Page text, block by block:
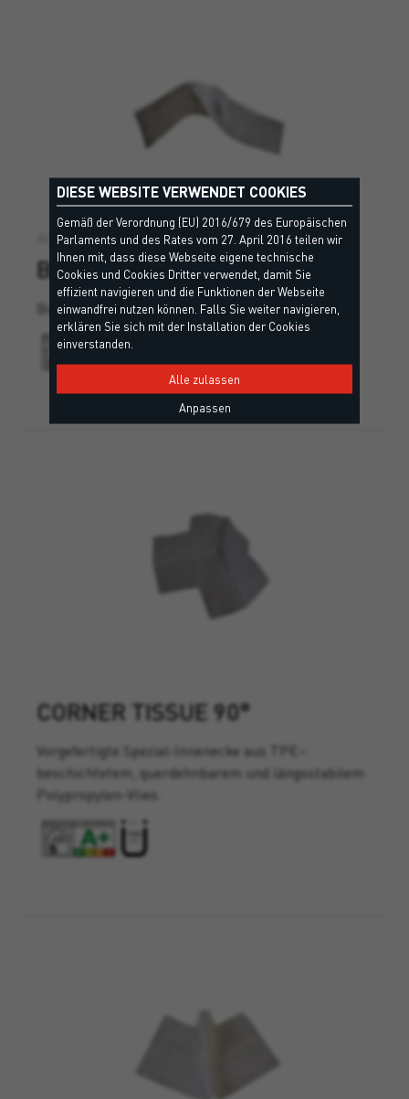
Alternative Lösung
BU TAPE
Butyl-Verstärkungsband.
CORNER TISSUE 90°
Vorgefertigte Spezial-Innenecke aus TPE–
beschichtetem, querdehnbarem und längsstabilem
Polypropylen-Vlies.
DIESE WEBSITE VERWENDET COOKIES
Gemäß der Verordnung (EU) 2016/679 des Europäischen
Parlaments und des Rates vom 27. April 2016 teilen wir
Ihnen mit, dass diese Webseite eigene technische
Cookies und Cookies Dritter verwendet, damit Sie
effizient navigieren und die Funktionen der Webseite
einwandfrei nutzen können. Falls Sie weiter navigieren,
erklären Sie sich mit der Installation der Cookies
einverstanden.
Alle zulassen
Anpassen